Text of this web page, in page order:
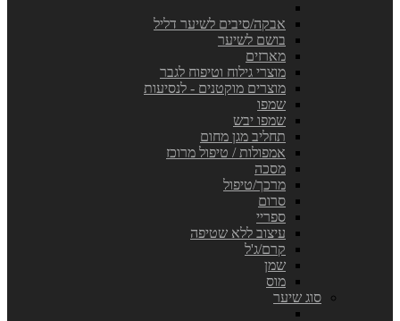
אבקה/סיבים לשיער דליל
בושם לשיער
מארזים
מוצרי גילוח וטיפוח לגבר
מוצרים מוקטנים - לנסיעות
שמפו
שמפו יבש
תחליב מגן מחום
אמפולות / טיפול מרוכז
מסכה
מרכך/טיפול
סרום
ספריי
עיצוב ללא שטיפה
קרם/ג'ל
שמן
מוס
סוג שיער